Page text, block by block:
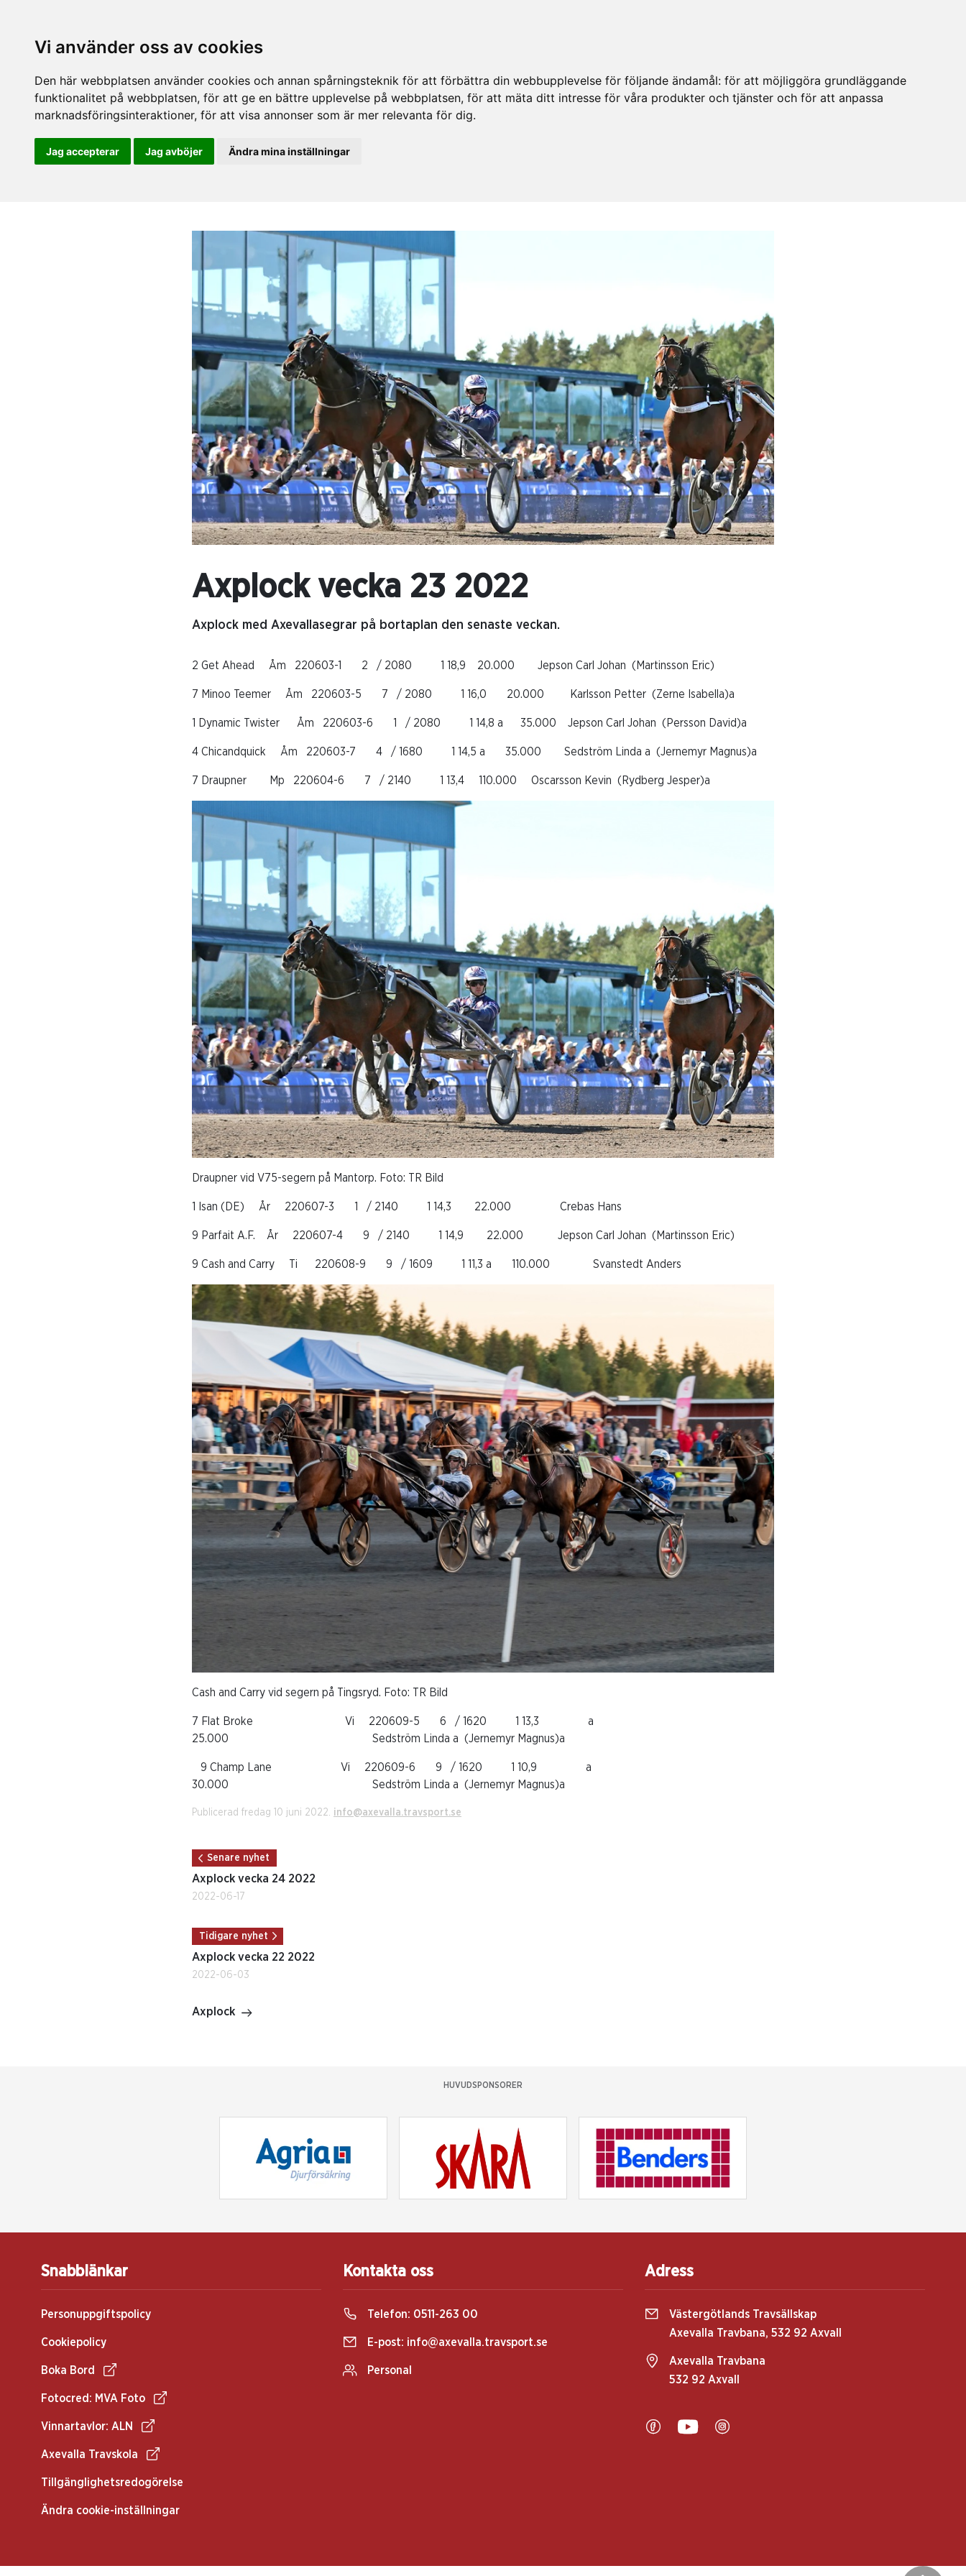
Vi använder oss av cookies
Den här webbplatsen använder cookies och annan spårningsteknik för att förbättra din webbupplevelse för följande ändamål: för att möjliggöra grundläggande
funktionalitet på webbplatsen, för att ge en bättre upplevelse på webbplatsen, för att mäta ditt intresse för våra produkter och tjänster och för att anpassa
marknadsföringsinteraktioner, för att visa annonser som är mer relevanta för dig.
Jag accepterar Jag avböjer Ändra mina inställningar
Axplock vecka 23 2022
Axplock med Axevallasegrar på bortaplan den senaste veckan.
2 Get Ahead Åm 220603-1 2 / 2080 1 18,9 20.000 Jepson Carl Johan (Martinsson Eric)
7 Minoo Teemer Åm 220603-5 7 / 2080 1 16,0 20.000 Karlsson Petter (Zerne Isabella)a
1 Dynamic Twister Åm 220603-6 1 / 2080 1 14,8 a 35.000 Jepson Carl Johan (Persson David)a
4 Chicandquick Åm 220603-7 4 / 1680 1 14,5 a 35.000 Sedström Linda a (Jernemyr Magnus)a
7 Draupner Mp 220604-6 7 / 2140 1 13,4 110.000 Oscarsson Kevin (Rydberg Jesper)a
Draupner vid V75-segern på Mantorp. Foto: TR Bild
1 Isan (DE) År 220607-3 1 / 2140 1 14,3 22.000 Crebas Hans
9 Parfait A.F. År 220607-4 9 / 2140 1 14,9 22.000 Jepson Carl Johan (Martinsson Eric)
9 Cash and Carry Ti 220608-9 9 / 1609 1 11,3 a 110.000 Svanstedt Anders
Cash and Carry vid segern på Tingsryd. Foto: TR Bild
7 Flat Broke Vi 220609-5 6 / 1620 1 13,3 a
25.000 Sedström Linda a (Jernemyr Magnus)a
9 Champ Lane Vi 220609-6 9 / 1620 1 10,9 a
30.000 Sedström Linda a (Jernemyr Magnus)a
Publicerad fredag 10 juni 2022. info@axevalla.travsport.se
Senare nyhet
Axplock vecka 24 2022
2022-06-17
Tidigare nyhet
Axplock vecka 22 2022
2022-06-03
Axplock
HUVUDSPONSORER
Snabblänkar
Personuppgiftspolicy
Cookiepolicy
Boka Bord
Fotocred: MVA Foto
Vinnartavlor: ALN
Axevalla Travskola
Tillgänglighetsredogörelse
Ändra cookie-inställningar
Kontakta oss
Telefon: 0511-263 00
E-post: info@axevalla.travsport.se
Personal
Adress
Västergötlands Travsällskap
Axevalla Travbana, 532 92 Axvall
Axevalla Travbana
532 92 Axvall